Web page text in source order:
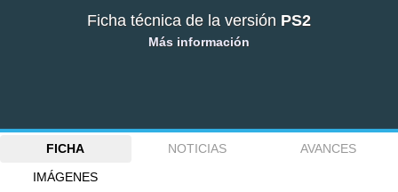
Ficha técnica de la versión PS2
Más información
FICHA NOTICIAS
AVANCES
IMÁGENES